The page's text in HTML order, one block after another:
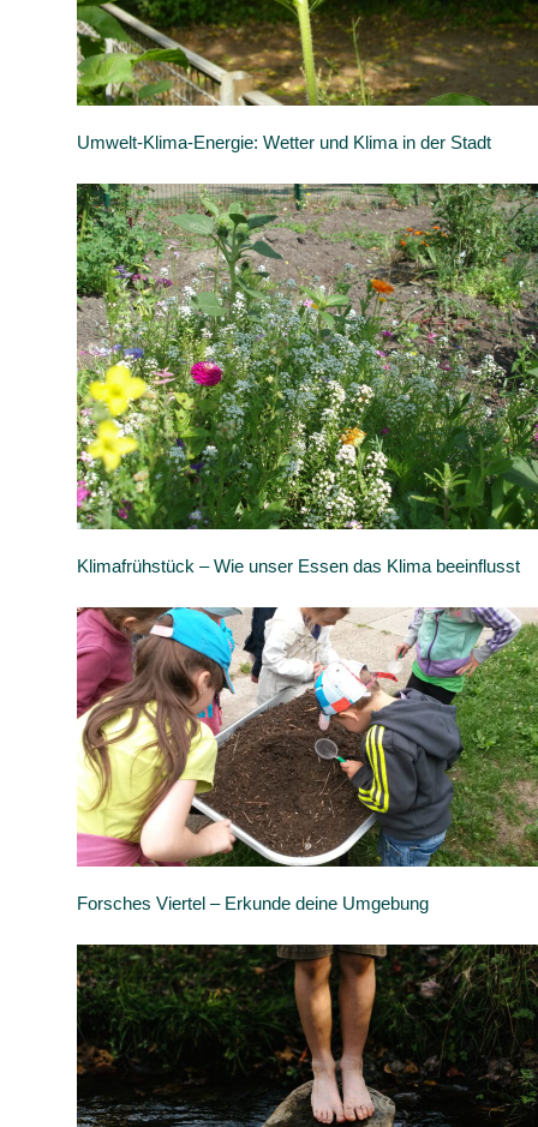
Umwelt-Klima-Energie: Wetter und Klima in der Stadt
Klimafrühstück – Wie unser Essen das Klima beeinflusst
Forsches Viertel – Erkunde deine Umgebung